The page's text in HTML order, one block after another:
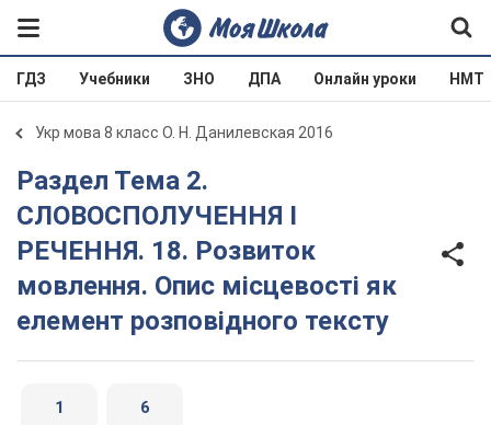
ГДЗ Учебники ЗНО ДПА Онлайн уроки НМТ
Укр мова 8 класс О. Н. Данилевская 2016
Раздел Тема 2.
СЛОВОСПОЛУЧЕННЯ І
РЕЧЕННЯ. 18. Розвиток
мовлення. Опис місцевості як
елемент розповідного тексту
1 6